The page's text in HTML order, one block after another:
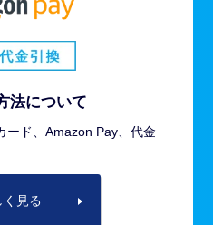
法について
ード、Amazon Pay、代金
く見る